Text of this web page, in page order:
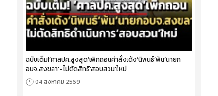
ฉบับเต็ม!‘ศาลปค.สูงสุด’เพิกถอนคำสั่งเด้ง‘นิพนธ์’พ้น‘นายก
อบจ.สงขลา’-ไม่ตัดสิทธิ‘สอบสวน’ใหม่
04 สิงหาคม 2569